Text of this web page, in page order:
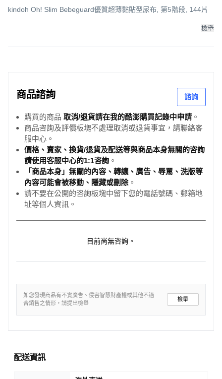
kindoh Oh! Slim Bebeguard優質超薄黏貼型尿布, 第5階段, 144片
檢舉
商品諮詢 諮詢
購買的商品 取消/退貨請在我的酷澎購買記錄中申請 。
商品咨詢及評價板塊不處理取消或退貨事宜，請聯絡客
服中心。
價格、賣家、換貨/退貨及配送等與商品本身無關的咨詢
請使用客服中心的1:1咨詢 。
「商品本身」無關的內容、轉讓、廣告、辱罵、洗版等
內容可能會被移動、隱藏或刪除。
請不要在公開的咨詢板塊中留下您的電話號碼、郵箱地
址等個人資訊。
目前尚無咨詢。
如您發現商品有不實廣告、侵害智慧財產權或其他不適
合銷售之情形，請提出檢舉
檢舉
配送資訊